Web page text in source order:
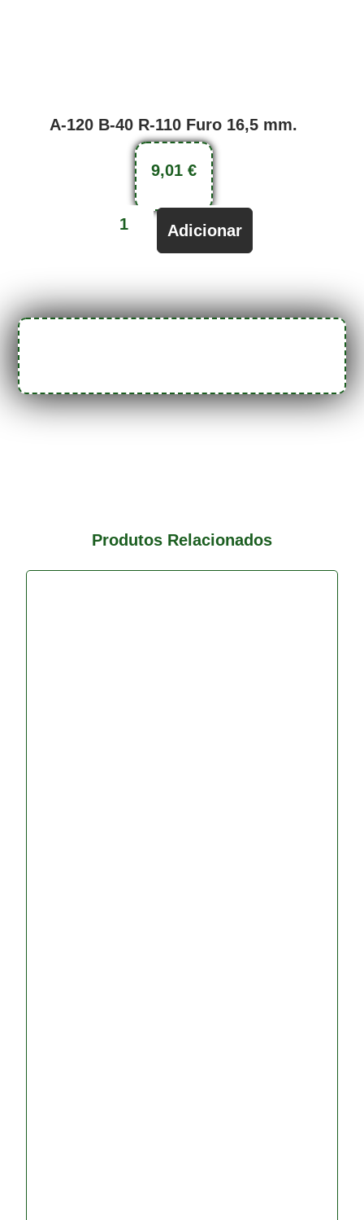
A-120 B-40 R-110 Furo 16,5 mm.
9,01 €
Adicionar
Produtos Relacionados